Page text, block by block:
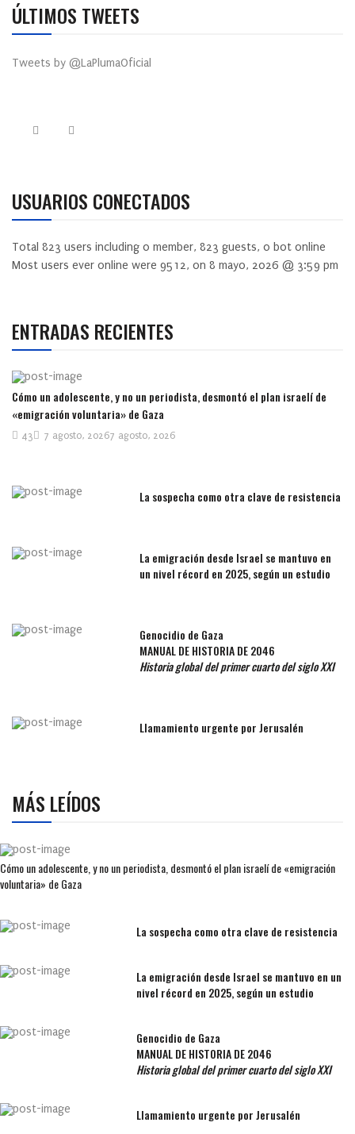
ÚLTIMOS TWEETS
Tweets by @LaPlumaOficial
USUARIOS CONECTADOS
Total 823 users including 0 member, 823 guests, 0 bot online
Most users ever online were 9512, on 8 mayo, 2026 @ 3:59 pm
ENTRADAS RECIENTES
Cómo un adolescente, y no un periodista, desmontó el plan israelí de
«emigración voluntaria» de Gaza
7 agosto, 20267 agosto, 2026
43
La sospecha como otra clave de resistencia
La emigración desde Israel se mantuvo en
un nivel récord en 2025, según un estudio
Genocidio de Gaza
MANUAL DE HISTORIA DE 2046
Historia global del primer cuarto del siglo XXI
Llamamiento urgente por Jerusalén
MÁS LEÍDOS
Cómo un adolescente, y no un periodista, desmontó el plan israelí de «emigración
voluntaria» de Gaza
La sospecha como otra clave de resistencia
La emigración desde Israel se mantuvo en un
nivel récord en 2025, según un estudio
Genocidio de Gaza
MANUAL DE HISTORIA DE 2046
Historia global del primer cuarto del siglo XXI
Llamamiento urgente por Jerusalén